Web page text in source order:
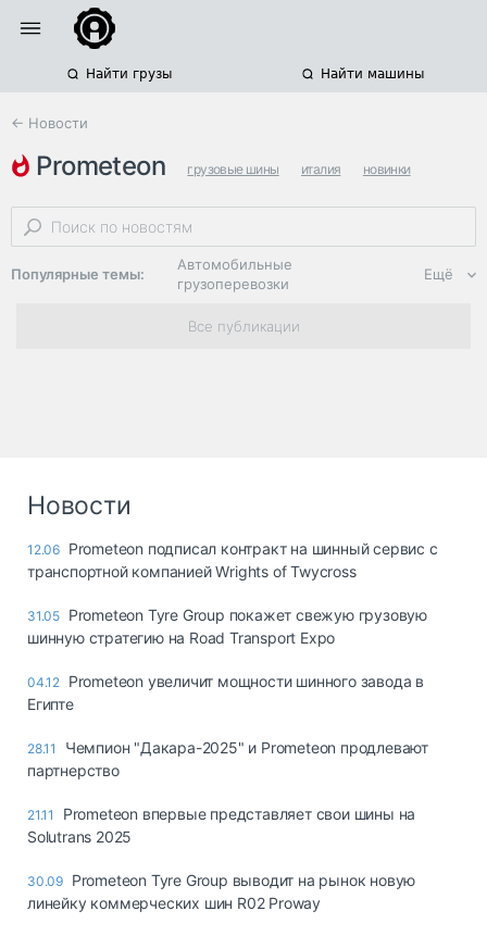
Найти грузы Найти машины
← Новости
prometeon грузовые шины италия новинки
Популярные темы:
Автомобильные
грузоперевозки
Региональная
логистика
опасные грузы
страхование
Склады и
Коммерческий
Спецтехника
запчасти, шины
Ещё
Все публикации
Новости
12.06 Prometeon подписал контракт на шинный сервис с
транспортной компанией Wrights of Twycross
31.05 Prometeon Tyre Group покажет свежую грузовую
шинную стратегию на Road Transport Expo
04.12 Prometeon увеличит мощности шинного завода в
Египте
28.11
Чемпион "Дакара-2025" и Prometeon продлевают
партнерство
21.11
Prometeon впервые представляет свои шины на
Solutrans 2025
30.09 Prometeon Tyre Group выводит на рынок новую
линейку коммерческих шин R02 Proway